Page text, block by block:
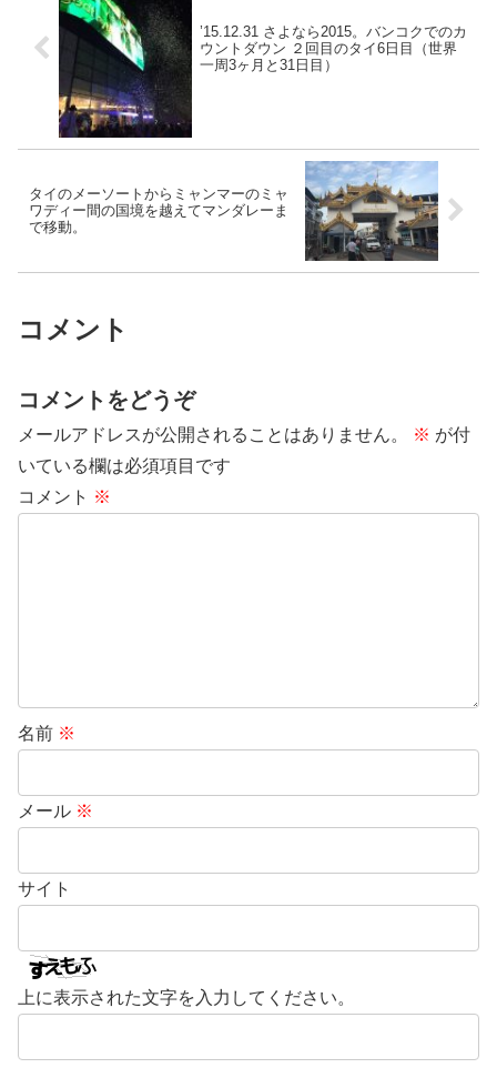
’15.12.31 さよなら2015。バンコクでのカ
ウントダウン ２回目のタイ6日目（世界
一周3ヶ月と31日目）
タイのメーソートからミャンマーのミャ
ワディー間の国境を越えてマンダレーま
で移動。
コメント
コメントをどうぞ
メールアドレスが公開されることはありません。 ※ が付
いている欄は必須項目です
コメント ※
名前 ※
メール ※
サイト
上に表示された文字を入力してください。